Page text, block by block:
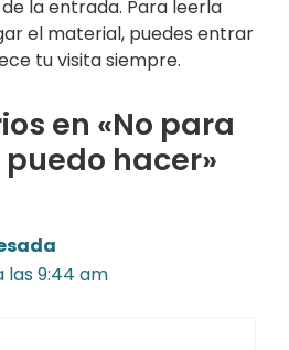
la entrada. Para leerla
el material, puedes entrar
tu visita siempre.
en «No para
hacer»
las 9:44 am